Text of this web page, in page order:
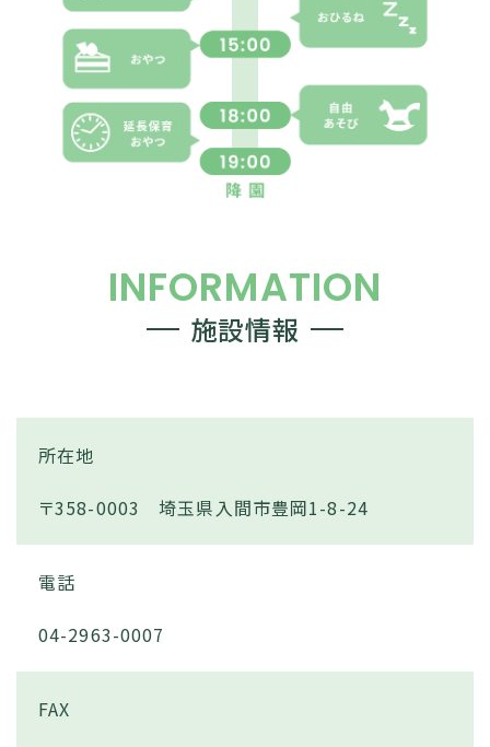
INFORMATION
施設情報
所在地
〒358-0003 埼玉県入間市豊岡1-8-24
電話
04-2963-0007
FAX